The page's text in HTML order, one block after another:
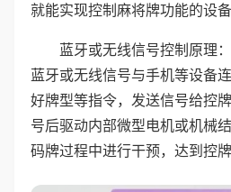
就能实现控制麻将牌功能的设备
蓝牙或无线信号控制原理
蓝牙或无线信号与手机等设备
好牌型等指令，发送信号给控
号后驱动内部微型电机或机械
码牌过程中进行干预，达到控牌